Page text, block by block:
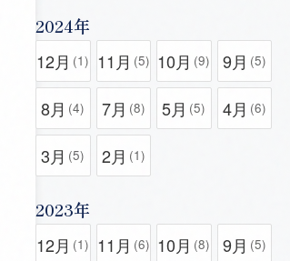
2024年
12月 (1) 11月 (5) 10月 (9) 9月 (5)
8月 (4) 7月 (8) 5月 (5) 4月 (6)
3月 (5) 2月 (1)
2023年
12月 (1) 11月 (6) 10月 (8) 9月 (5)